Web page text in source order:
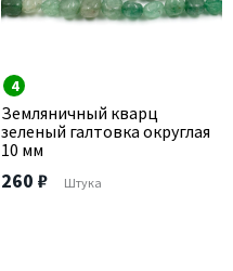
4
Земляничный кварц
зеленый галтовка округлая
10 мм
260 ₽ Штука